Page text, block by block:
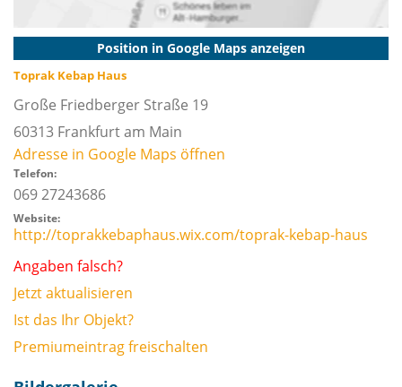
Position in Google Maps anzeigen
Toprak Kebap Haus
Große Friedberger Straße 19
60313 Frankfurt am Main
Adresse in Google Maps öffnen
Telefon:
069 27243686
Website:
http://toprakkebaphaus.wix.com/toprak-kebap-haus
Angaben falsch?
Jetzt aktualisieren
Ist das Ihr Objekt?
Premiumeintrag freischalten